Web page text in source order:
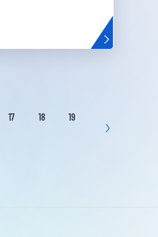
17 18
19